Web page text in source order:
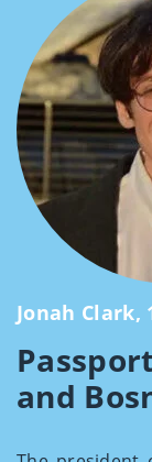
Jonah Clark,
and